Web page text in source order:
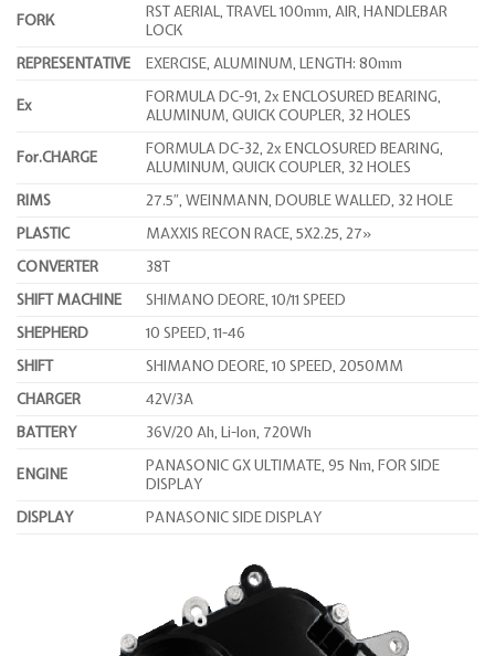
FORK
RST AERIAL, TRAVEL 100mm, AIR, HANDLEBAR
LOCK
REPRESENTATIVE
EXERCISE, ALUMINUM, LENGTH: 80mm
Ex
FORMULA DC-91, 2x ENCLOSURED BEARING,
ALUMINUM, QUICK COUPLER, 32 HOLES
For.CHARGE
FORMULA DC-32, 2x ENCLOSURED BEARING,
ALUMINUM, QUICK COUPLER, 32 HOLES
RIMS
27.5″, WEINMANN, DOUBLE WALLED, 32 HOLE
PLASTIC
MAXXIS RECON RACE, 5X2.25, 27»
CONVERTER
38T
SHIFT MACHINE
SHIMANO DEORE, 10/11 SPEED
SHEPHERD
10 SPEED, 11-46
SHIFT
SHIMANO DEORE, 10 SPEED, 2050MM
CHARGER
42V/3A
BATTERY
36V/20 Ah, Li-Ion, 720Wh
ENGINE
PANASONIC GX ULTIMATE, 95 Nm, FOR SIDE
DISPLAY
DISPLAY
PANASONIC SIDE DISPLAY